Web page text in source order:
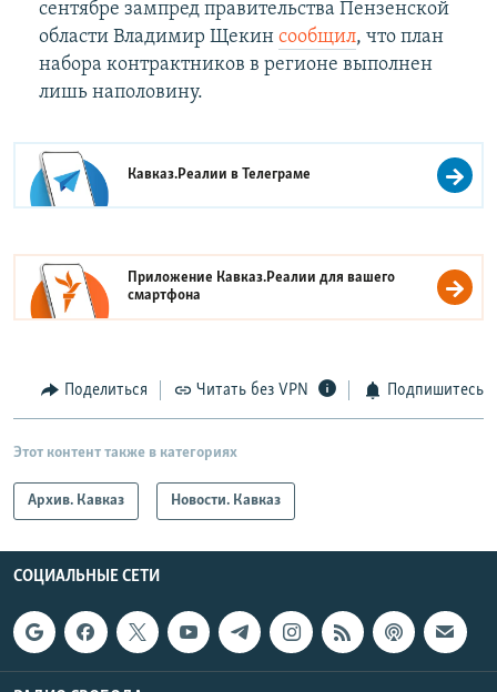
сентябре зампред правительства Пензенской
области Владимир Щекин сообщил, что план
набора контрактников в регионе выполнен
лишь наполовину.
Кавказ.Реалии вТелеграме
Приложение Кавказ.Реалии для вашего
смартфона
Поделиться Читать без VPN Подпишитесь
Этот контент также в категориях
Архив. Кавказ Новости. Кавказ
СОЦИАЛЬНЫЕ СЕТИ